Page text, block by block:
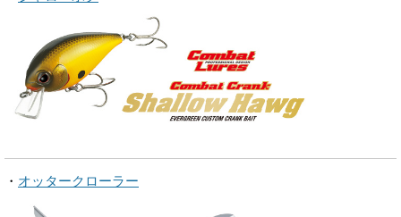
・ オッタークローラー